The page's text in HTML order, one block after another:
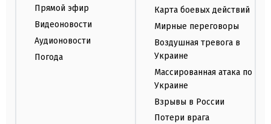
Прямой эфир
Видеоновости
Аудионовости
Погода
Карта боевых действий
Мирные переговоры
Воздушная тревога в
Украине
Массированная атака по
Украине
Взрывы в России
Потери врага